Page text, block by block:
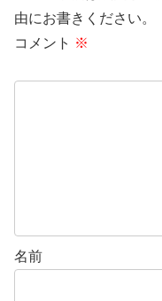
由にお書きください。
コメント ※
名前